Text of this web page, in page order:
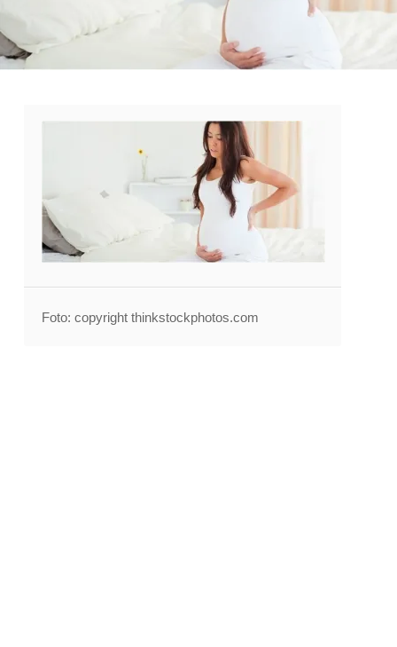
Foto: copyright thinkstockphotos.com